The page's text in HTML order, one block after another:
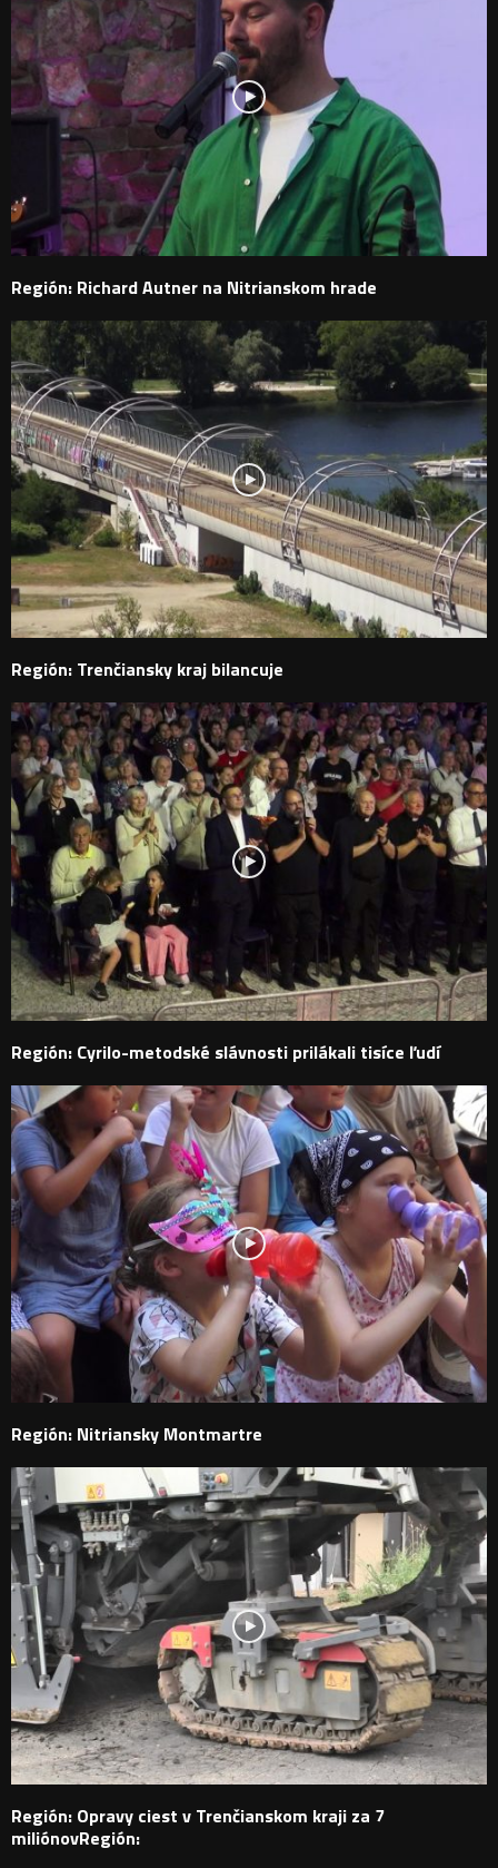
Región: Richard Autner na Nitrianskom hrade
Región: Trenčiansky kraj bilancuje
Región: Cyrilo-metodské slávnosti prilákali tisíce ľudí
Región: Nitriansky Montmartre
Región: Opravy ciest v Trenčianskom kraji za 7
miliónovRegión: